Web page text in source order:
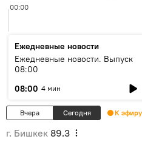
00:00
Ежедневные новости
Ежедневные новости. Выпуск
08:00
08:00 4 мин
Вчера Сегодня К эфиру
г. Бишкек 89.3